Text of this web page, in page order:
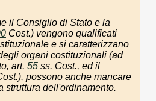
il Consiglio di Stato e la
Cost.) vengono qualificati
e si caratterizzano
organi costituzionali (ad
art. 55 ss. Cost., ed il
possono anche mancare
struttura dell'ordinamento.